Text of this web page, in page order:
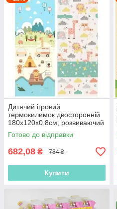
Дитячий ігровий
термокилимок двосторонній
180х120х0.8см, розвиваючий
для дітей EVA C-87691, у
сумці
Готово до відправки
682,08 ₴ 784 ₴
Купити